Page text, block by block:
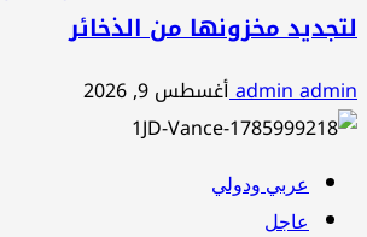
لتجديد مخزونها من الذخائر
admin adminأغسطس 9, 2026
عربي ودولي
عاجل